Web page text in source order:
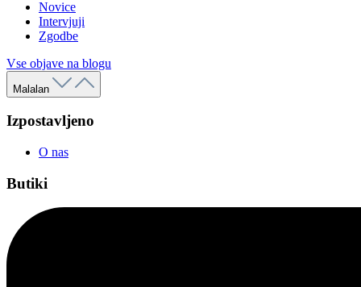
Novice
Intervjuji
Zgodbe
Vse objave na blogu
Malalan
Izpostavljeno
O nas
Butiki